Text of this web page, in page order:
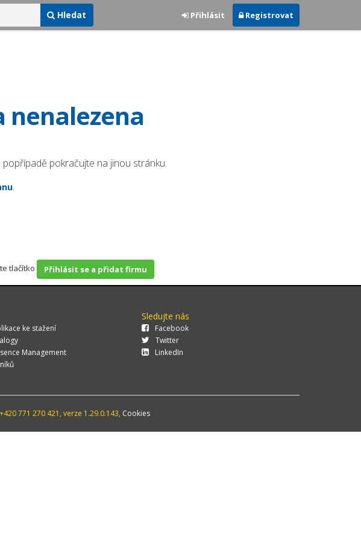
Hledat Přihlásit Registrovat
nenalezena
pokračujte na jinou stránku.
.
tlačítko Přihlásit se a přidat firmu
ke stažení
Management
Sledujte nás
Facebook
Twitter
LinkedIn
771 270 421, verze 1.29.0.143, Cookies